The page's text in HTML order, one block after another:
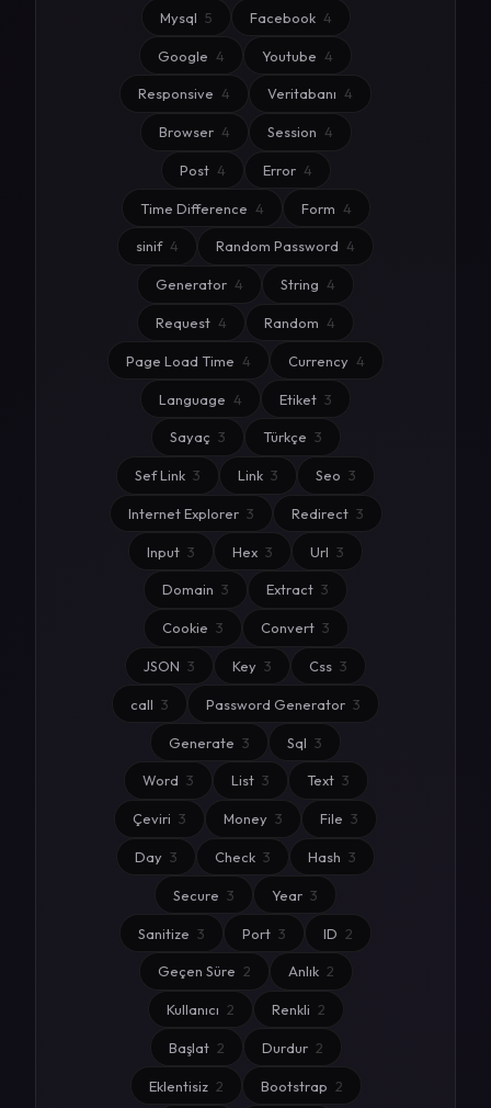
Mysql 5 Facebook 4
Google 4 Youtube 4
Responsive 4 Veritabanı 4
Browser 4 Session 4
Post 4 Error 4
Time Difference 4 Form 4
sinif 4 Random Password 4
Generator 4 String 4
Request 4 Random 4
Page Load Time 4 Currency 4
Language 4 Etiket 3
Sayaç 3 Türkçe 3
Sef Link 3 Link 3 Seo 3
Internet Explorer 3 Redirect 3
Input 3 Hex 3 Url 3
Domain 3 Extract 3
Cookie 3 Convert 3
JSON 3 Key 3 Css 3
call 3 Password Generator 3
Generate 3 Sql 3
Word 3 List 3 Text 3
Çeviri 3 Money 3 File 3
Day 3 Check 3 Hash 3
Secure 3 Year 3
Sanitize 3 Port 3 ID 2
Geçen Süre 2 Anlık 2
Kullanıcı 2 Renkli 2
Başlat 2 Durdur 2
Eklentisiz 2 Bootstrap 2